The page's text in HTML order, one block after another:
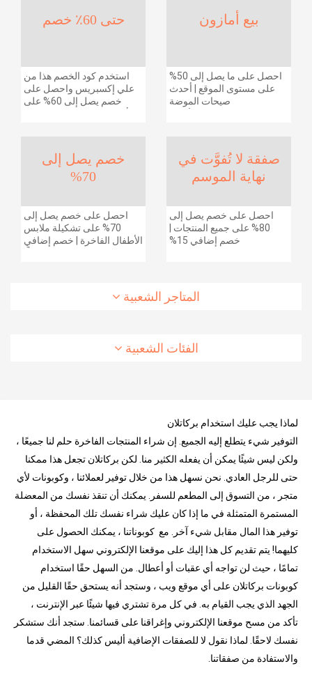
حتى 60٪ خصم
استخدم كود الخصم هذا من
علي إكسبريس واحصل على
خصم يصل إلى 60% على
الطلبات التي تزيد قيمتها عن
1425 ريالًا سعوديًا | شحن مج
بيع أمازون
احصل على ما يصل إلى 50%
على مستوى الموقع | أحدث
صيحات الموضة
خصم يصل إلى
70%
احصل على خصم يصل إلى
70% على تشكيلة ملابس
الأطفال الفاخرة | خصم إضافي
صفقة لا تُفوَّت في
نهاية الموسم
احصل على خصم يصل إلى
80% على جميع المنتجات |
خصم إضافي 15%
المتاجر الشعبية
الفئات الشعبية
لماذا يجب عليك استخدام بركاتلان
التوفير شيء يتطلع إليه الجميع. إن شراء المنتجات الفاخرة حلم لنا جميعًا ،
ولكن ليس شيئًا يمكن أن يفعله الكثير منا. لكن بركاتلان تجعل هذا ممكنا
حتى للرجل العادي. نحن نسهل هذا من خلال توفير لعملائنا ، وكوبونات لأي
متجر ، من التسوق إلى المطعم للسفر. يمكنك أن تنقذ نفسك من المعضلة
المستمرة المتمثلة في ما إذا كان عليك شراء نفسك تلك المحفظة ، أو
توفير هذا المال مقابل شيء آخر. مع كوبوناتنا ، يمكنك الحصول على
كليهما! يتم تقديم كل هذا إليك على موقعنا الإلكتروني سهل الاستخدام
تمامًا ، حيث لن تواجه أي عقبات أو أعطال. من السهل حقًا استخدام
كوبونات بركاتلان على أي موقع ويب ، وستجد أنه يستحق حقًا القليل من
الجهد الذي يجب القيام به. في كل مرة تشتري فيها شيئًا عبر الإنترنت ،
تأكد من مسح موقعنا الإلكتروني وإغراقنا على قسائمنا. ستجد أنك ستشكر
نفسك لاحقًا. لماذا نقول لا للصفقات الإضافية أليس كذلك؟ المضي قدما
والاستفادة من صفقاتنا.